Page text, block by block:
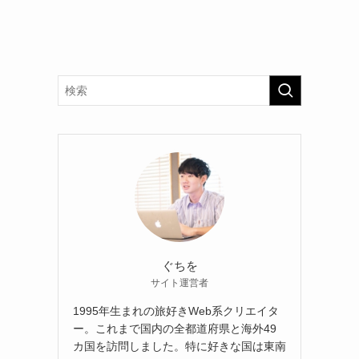
ぐちを
サイト運営者
1995年生まれの旅好きWeb系クリエイタ
ー。これまで国内の全都道府県と海外49
カ国を訪問しました。特に好きな国は東南